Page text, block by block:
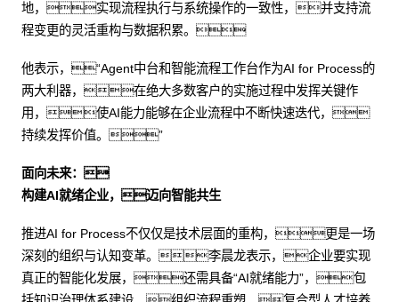
地，实现流程执行与系统操作的一致性，并支持流
程变更的灵活重构与数据积累。
他表示，“Agent中台和智能流程工作台作为AI for Process的
两大利器，在绝大多数客户的实施过程中发挥关键作
用，使AI能力能够在企业流程中不断快速迭代，
持续发挥价值。”
面向未来：
构建AI就绪企业，迈向智能共生
推进AI for Process不仅仅是技术层面的重构，更是一场
深刻的组织与认知变革。李晨龙表示，企业要实现
真正的智能化发展，还需具备“AI就绪能力”，包